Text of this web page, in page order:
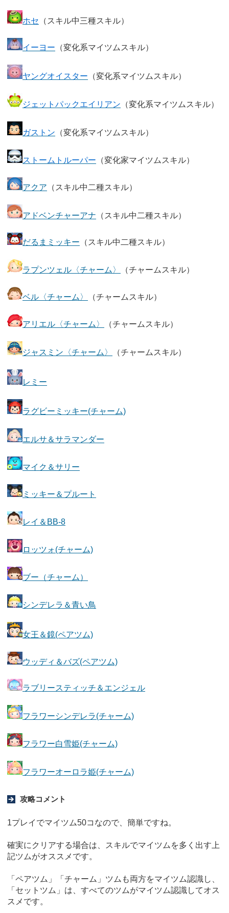
ホセ （スキル中三種スキル）
イーヨー （変化系マイツムスキル）
ヤングオイスター （変化系マイツムスキル）
ジェットパックエイリアン （変化系マイツムスキル）
ガストン （変化系マイツムスキル）
ストームトルーパー （変化家マイツムスキル）
アクア （スキル中二種スキル）
アドベンチャーアナ （スキル中二種スキル）
だるまミッキー （スキル中二種スキル）
ラプンツェル〈チャーム〉 （チャームスキル）
ベル〈チャーム〉 （チャームスキル）
アリエル〈チャーム〉 （チャームスキル）
ジャスミン〈チャーム〉 （チャームスキル）
レミー
ラグビーミッキー(チャーム)
エルサ＆サラマンダー
マイク＆サリー
ミッキー＆プルート
レイ＆BB-8
ロッツォ(チャーム)
ブー（チャーム）
シンデレラ＆青い鳥
女王＆鏡(ペアツム)
ウッディ＆バズ(ペアツム)
ラブリースティッチ＆エンジェル
フラワーシンデレラ(チャーム)
フラワー白雪姫(チャーム)
フラワーオーロラ姫(チャーム)
攻略コメント
1プレイでマイツム50コなので、簡単ですね。
確実にクリアする場合は、スキルでマイツムを多く出す上
記ツムがオススメです。
「ペアツム」「チャーム」ツムも両方をマイツム認識し、
「セットツム」は、すべてのツムがマイツム認識してオス
スメです。